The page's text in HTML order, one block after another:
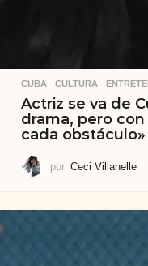
CUBA ,CULTURA ,
Actriz se va de
drama, pero
cada obstáculo»
por Ceci Villanelle